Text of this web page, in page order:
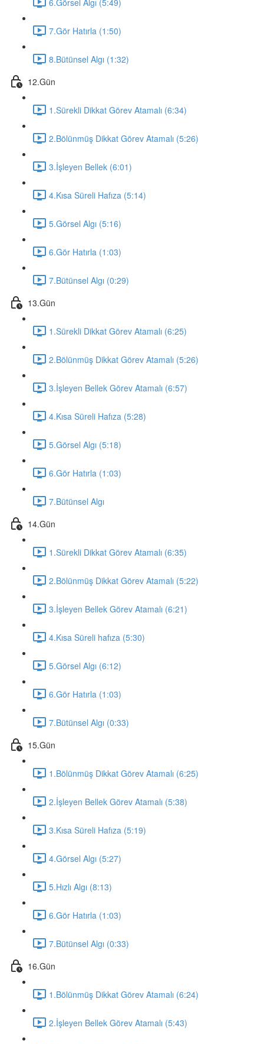
7.Gör Hatırla (1:50)
8.Bütünsel Algı (1:32)
12.Gün
1.Sürekli Dikkat Görev Atamalı (6:34)
2.Bölünmüş Dikkat Görev Atamalı (5:26)
3.İşleyen Bellek (6:01)
4.Kısa Süreli Hafıza (5:14)
5.Görsel Algı (5:16)
6.Gör Hatırla (1:03)
7.Bütünsel Algı (0:29)
13.Gün
1.Sürekli Dikkat Görev Atamalı (6:25)
2.Bölünmüş Dikkat Görev Atamalı (5:26)
3.İşleyen Bellek Görev Atamalı (6:57)
4.Kısa Süreli Hafıza (5:28)
5.Görsel Algı (5:18)
6.Gör Hatırla (1:03)
7.Bütünsel Algı
14.Gün
1.Sürekli Dikkat Görev Atamalı (6:35)
2.Bölünmüş Dikkat Görev Atamalı (5:22)
3.İşleyen Bellek Görev Atamalı (6:21)
4.Kısa Süreli hafıza (5:30)
5.Görsel Algı (6:12)
6.Gör Hatırla (1:03)
7.Bütünsel Algı (0:33)
15.Gün
1.Bölünmüş Dikkat Görev Atamalı (6:25)
2.İşleyen Bellek Görev Atamalı (5:38)
3.Kısa Süreli Hafıza (5:19)
4.Görsel Algı (5:27)
5.Hızlı Algı (8:13)
6.Gör Hatırla (1:03)
7.Bütünsel Algı (0:33)
16.Gün
1.Bölünmüş Dikkat Görev Atamalı (6:24)
2.İşleyen Bellek Görev Atamalı (5:43)